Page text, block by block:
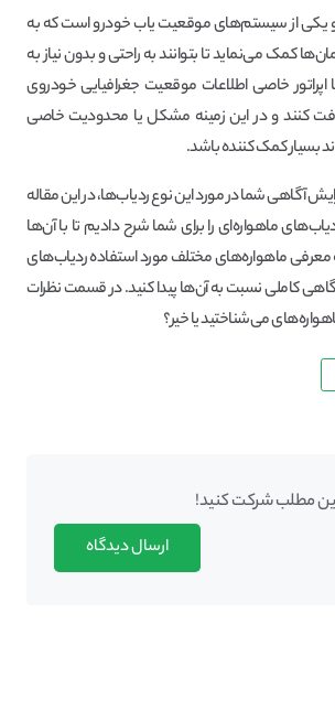
یکی از سیستم‌های موقعیت یاب خودرو است که به
کمک می‌نماید تا بتوانند به راحتی و بدون نیاز به
خاصی اطلاعات موقعیت جغرافیایی خودروی
کنند و در این زمینه مشکل یا محدودیت خاصی
بسیار کمک کننده باشد.
آگاهی شما در مورد این نوع ردیاب‌ها، در این مقاله
ماهواره‌ای را برای شما شرح دادیم تا با آن‌ها
معرفی ماهواره‌های مختلف مورد استفاده ردیاب‌های
آگاهی کاملی نسبت به آن‌ها پیدا کنید. در قسمت نظرات
می‌شناختید یا خیر؟
مطلب شرکت کنید!
ارسال دیدگاه